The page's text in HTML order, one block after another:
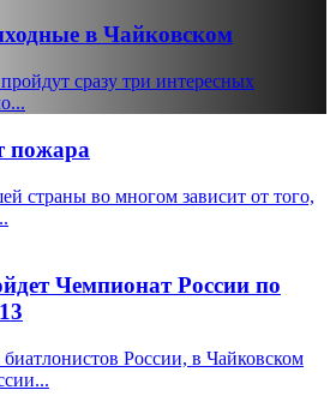
в Чайковском
сразу три интересных
пожара
страны во многом зависит от того,
Чемпионат России по
России, в Чайковском